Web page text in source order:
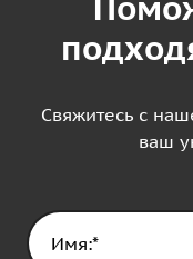
Свяжитесь с
ваш